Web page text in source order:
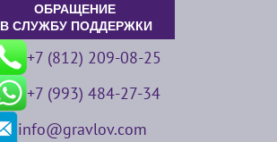
ОБРАЩЕНИЕ
В СЛУЖБУ ПОДДЕРЖКИ
+7 (812) 209-08-25
+7 (993) 484-27-34
info@gravlov.com